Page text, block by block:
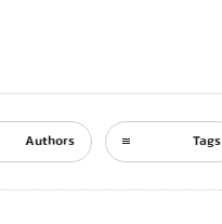
Tags
Authors